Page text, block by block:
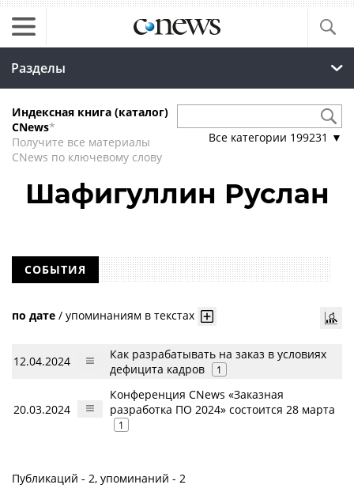
Разделы
Индексная книга (каталог)
CNews*
Получите все материалы
CNews по ключевому слову
Все категории 199231 ▼
Шафигуллин Руслан
СОБЫТИЯ
по дате / упоминаниям в текстах
12.04.2024
Как разрабатывать на заказ в условиях
дефицита кадров
1
20.03.2024
Конференция CNews «Заказная
разработка ПО 2024» состоится 28 марта
1
Публикаций - 2, упоминаний - 2